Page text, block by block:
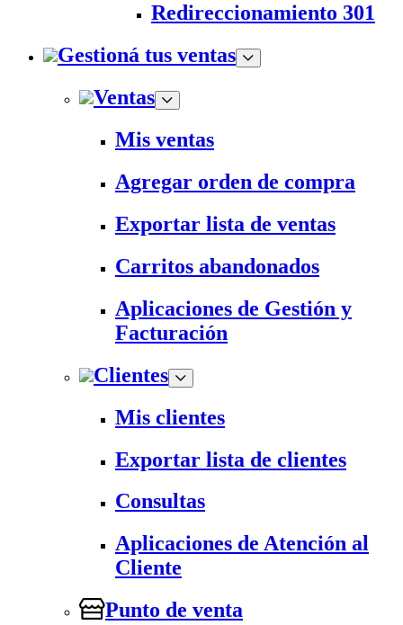
Redireccionamiento 301
Gestioná tus ventas
Ventas
Mis ventas
Agregar orden de compra
Exportar lista de ventas
Carritos abandonados
Aplicaciones de Gestión y
Facturación
Clientes
Mis clientes
Exportar lista de clientes
Consultas
Aplicaciones de Atención al
Cliente
Punto de venta